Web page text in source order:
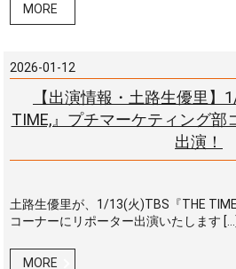
MORE
2026-01-12
【出演情報・土路生優里】
TIME,』プチマーケティング部
出演！
土路生優里が、1/13(火)TBS『THE
コーナーにリポーター出演いたします […]
MORE